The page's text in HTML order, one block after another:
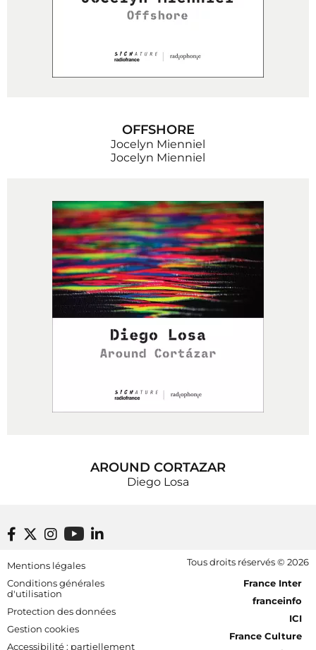
OFFSHORE
Jocelyn Mienniel
Jocelyn Mienniel
AROUND CORTAZAR
Diego Losa
Footer bottom
Mentions légales
Conditions générales
d'utilisation
Protection des données
Gestion cookies
Accessibilité : partiellement
Tous droits réservés © 2026
[RDF] Pied de page - Mobile
France Inter
franceinfo
ICI
France Culture